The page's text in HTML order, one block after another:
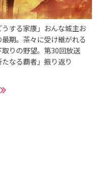
うする家康」おんな城主お
最期。茶々に受け継がれる
取りの野望。第30回放送
たなる覇者」振り返り